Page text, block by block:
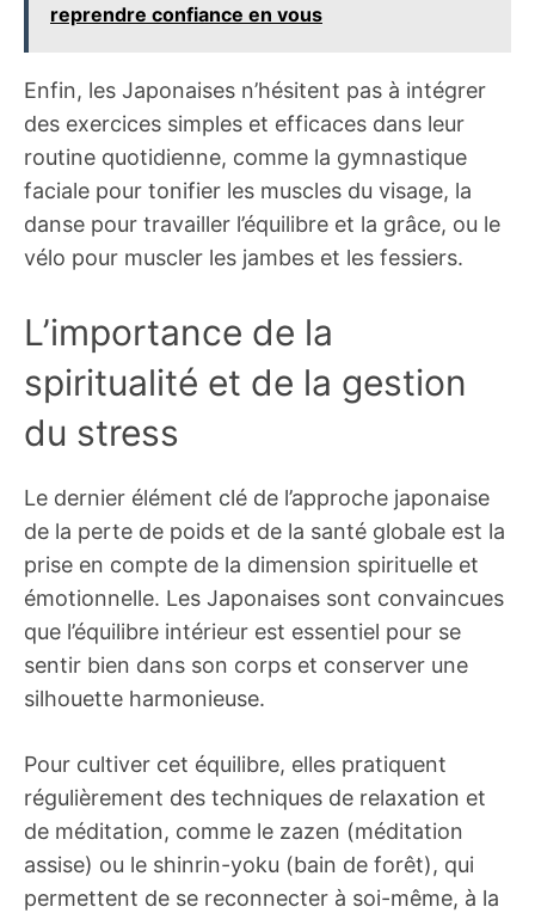
reprendre confiance en vous
Enfin, les Japonaises n’hésitent pas à intégrer
des exercices simples et efficaces dans leur
routine quotidienne, comme la gymnastique
faciale pour tonifier les muscles du visage, la
danse pour travailler l’équilibre et la grâce, ou le
vélo pour muscler les jambes et les fessiers.
L’importance de la
spiritualité et de la gestion
du stress
Le dernier élément clé de l’approche japonaise
de la perte de poids et de la santé globale est la
prise en compte de la dimension spirituelle et
émotionnelle. Les Japonaises sont convaincues
que l’équilibre intérieur est essentiel pour se
sentir bien dans son corps et conserver une
silhouette harmonieuse.
Pour cultiver cet équilibre, elles pratiquent
régulièrement des techniques de relaxation et
de méditation, comme le zazen (méditation
assise) ou le shinrin-yoku (bain de forêt), qui
permettent de se reconnecter à soi-même, à la